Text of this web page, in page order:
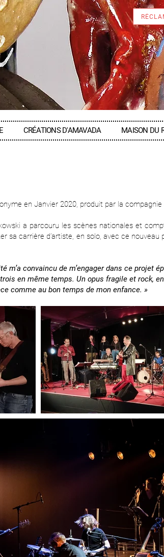
CRÉATIONS D'AMAVADA MAISON DU
en Janvier 2020, produit par la compagnie
a parcouru les scènes nationales et
sa carrière d’artiste, en solo, avec ce
m’a convaincu de m’engager dans ce projet
en même temps. Un opus fragile et rock,
comme au bon temps de mon enfance. »